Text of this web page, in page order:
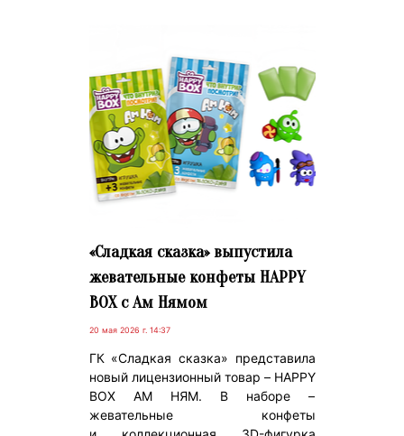
«Сладкая сказка» выпустила
жевательные конфеты HAPPY
BOX с Ам Нямом
20 мая 2026 г. 14:37
ГК «Сладкая сказка» представила
новый лицензионный товар – HAPPY
BOX АМ НЯМ. В наборе –
жевательные конфеты